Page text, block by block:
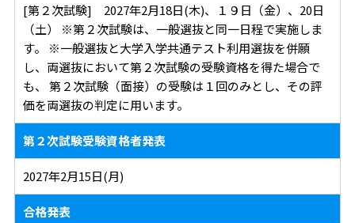
[第２次試験] 2027年2月18日(木)、１９日（金）、20日
（土） ※第２次試験は、一般選抜と同一日程で実施しま
す。 ※一般選抜と大学入学共通テスト利用選抜を併願
し、両選抜において第２次試験の受験資格を得た場合で
も、 第２次試験（面接）の受験は１回のみとし、その評
価を両選抜の判定に用います。
第２次試験受験資格者発表
2027年2月15日(月)
合格発表